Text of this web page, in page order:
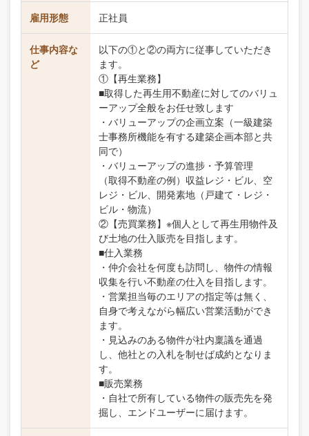
雇用形態 正社員
仕事内容な
ど
以下の①と②の両方に従事していただき
ます。
①【再生業務】
■取得した再生用不動産に対してのバリュ
ーアップ全般をお任せ致します
・バリューアップの企画立案（一級建築
士事務所機能を有する建築企画本部と共
同で）
・バリューアップの進捗・予算管理
（取得不動産の例）収益レジ・ビル、空
レジ・ビル、開発素地（戸建て・レジ・
ビル・物流）
②【売買業務】※個人として再生用物件及
び土地の仕入販売を目指します。
■仕入業務
・仲介会社を何度も訪問し、物件の情報
収集を行い不動産の仕入を目指します。
・営業担当毎のエリアの指定等は無く、
自身で考えながら幅広い営業活動ができ
ます。
・見込みのある物件が社内稟議を通過
し、他社との入札を制せば成約となりま
す。
■販売業務
・自社で所有している物件の販売先を発
掘し、エンドユーザーに届けます。